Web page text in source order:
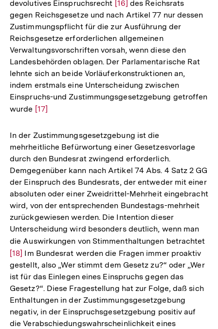
devolutives Einspruchsrecht Zur
Auflösung
der
Fußnote
[16] des Reichsrats
gegen Reichsgesetze und nach Artikel 77 nur dessen
Zustimmungspflicht für die zur Ausführung der
Reichsgesetze erforderlichen allgemeinen
Verwaltungsvorschriften vorsah, wenn diese den
Landesbehörden oblagen. Der Parlamentarische Rat
lehnte sich an beide Vorläuferkonstruktionen an,
indem erstmals eine Unterscheidung zwischen
Einspruchs-und Zustimmungsgesetzgebung getroffen
wurde Zur
der
Fußnote
[17]
In der Zustimmungsgesetzgebung ist die
mehrheitliche Befürwortung einer Gesetzesvorlage
durch den Bundesrat zwingend erforderlich.
Demgegenüber kann nach Artikel 74 Abs. 4 Satz 2 GG
der Einspruch des Bundesrats, der entweder mit einer
absoluten oder einer Zweidrittel-Mehrheit eingebracht
wird, von der entsprechenden Bundestags-mehrheit
zurückgewiesen werden. Die Intention dieser
Unterscheidung wird besonders deutlich, wenn man
die Auswirkungen von Stimmenthaltungen betrachtet
[18] Im Bundesrat werden die Fragen immer proaktiv
gestellt, also „Wer stimmt dem Gesetz zu?“ oder „Wer
ist für das Einlegen eines Einspruchs gegen das
Gesetz?“. Diese Fragestellung hat zur Folge, daß sich
Enthaltungen in der Zustimmungsgesetzgebung
negativ, in der Einspruchsgesetzgebung positiv auf
die Verabschiedungswahrscheinlichkeit eines